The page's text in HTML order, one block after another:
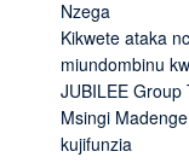
Nzega
Kikwete ataka
miundombinu
JUBILEE Group
Msingi
kujifunzia